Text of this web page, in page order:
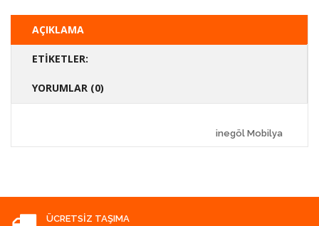
AÇIKLAMA
ETIKETLER:
YORUMLAR (0)
inegöl Mobilya
ÜCRETSIZ TAŞIMA